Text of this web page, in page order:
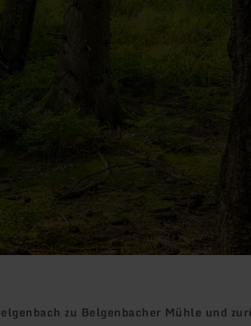
zu Belgenbacher Mühle und